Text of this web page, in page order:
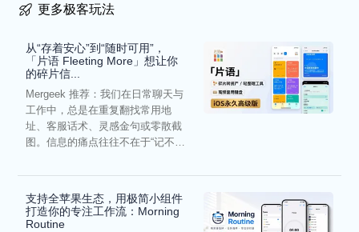
更多极客玩法
从“存着安心”到“随时可用”，
「片语 Fleeting More」想让你
的碎片信...
Mergeek 推荐：我们在日常聊天与
工作中，总是在重复翻找常用地
址、客服话术、灵感金句或零散截
图。信息的痛点往往不在于“记不
支持全苹果生态，用极简小组件
打造你的专注工作流：Morning
Routine